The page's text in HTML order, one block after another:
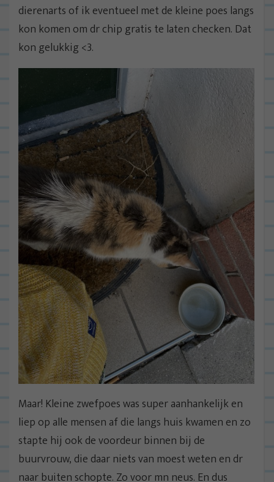
dierenarts of ik eventueel met de kleine poes langs
kon komen om dr chip gratis te laten checken. Dat
kon gelukkig <3.
Maar! Kleine zwefpoes was super aanhankelijk en
liep op alle mensen af die langs huis kwamen en zo
stapte hij ook de voordeur binnen bij de
buurvrouw, die daar niets van moest weten en dr
naar buiten schopte. Zo voor mn neus. En dus